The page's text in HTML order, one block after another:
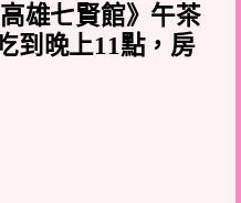
雄七賢館》午茶
到晚上11點，房